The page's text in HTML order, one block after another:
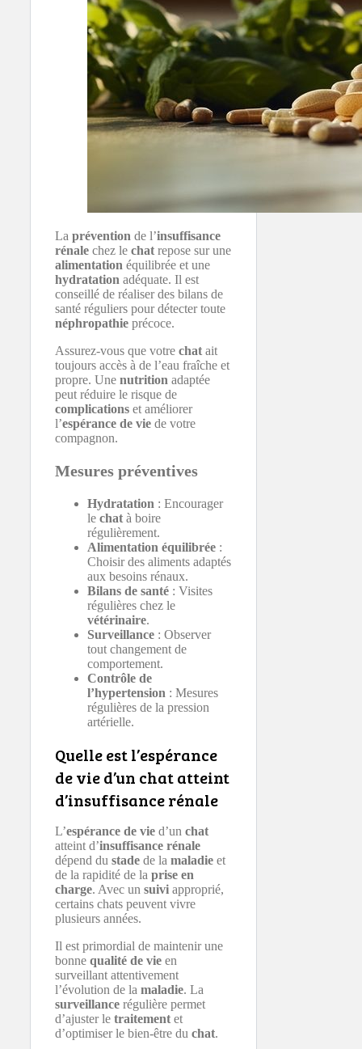
La prévention de l’insuffisance
rénale chez le chat repose sur une
alimentation équilibrée et une
hydratation adéquate. Il est
conseillé de réaliser des bilans de
santé réguliers pour détecter toute
néphropathie précoce.
Assurez-vous que votre chat ait
toujours accès à de l’eau fraîche et
propre. Une nutrition adaptée
peut réduire le risque de
complications et améliorer
l’espérance de vie de votre
compagnon.
Mesures préventives
Hydratation : Encourager
le chat à boire
régulièrement.
Alimentation équilibrée :
Choisir des aliments adaptés
aux besoins rénaux.
Bilans de santé : Visites
régulières chez le
vétérinaire.
Surveillance : Observer
tout changement de
comportement.
Contrôle de
l’hypertension : Mesures
régulières de la pression
artérielle.
Quelle est l’espérance
de vie d’un chat atteint
d’insuffisance rénale
L’espérance de vie d’un chat
atteint d’insuffisance rénale
dépend du stade de la maladie et
de la rapidité de la prise en
charge. Avec un suivi approprié,
certains chats peuvent vivre
plusieurs années.
Il est primordial de maintenir une
bonne qualité de vie en
surveillant attentivement
l’évolution de la maladie. La
surveillance régulière permet
d’ajuster le traitement et
d’optimiser le bien-être du chat.